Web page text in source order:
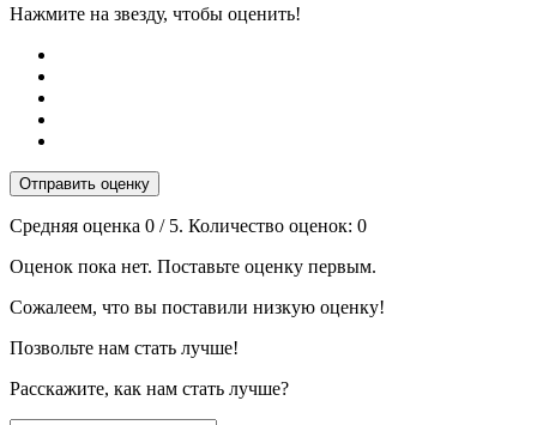
Нажмите на звезду, чтобы оценить!
Отправить оценку
Средняя оценка 0 / 5. Количество оценок: 0
Оценок пока нет. Поставьте оценку первым.
Сожалеем, что вы поставили низкую оценку!
Позвольте нам стать лучше!
Расскажите, как нам стать лучше?